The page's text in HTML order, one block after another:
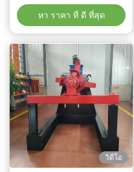
การผลิต 10-15m / นาที
หา ราคา ที่ ดี ที่สุด
วิดีโอ